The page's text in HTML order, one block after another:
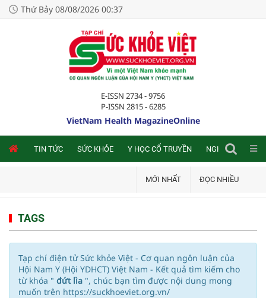
Thứ Bảy 08/08/2026 00:37
E-ISSN 2734 - 9756
P-ISSN 2815 - 6285
VietNam Health MagazineOnline
TIN TỨC SỨC KHỎE Y HỌC CỔ TRUYỀN NGHIÊN CỨU
MỚI NHẤT ĐỌC NHIỀU
TAGS
Tạp chí điện tử Sức khỏe Việt - Cơ quan ngôn luận của
Hội Nam Y (Hội YDHCT) Việt Nam - Kết quả tìm kiếm cho
từ khóa " đứt lìa ", chúc bạn tìm được nội dung mong
muốn trên https://suckhoeviet.org.vn/